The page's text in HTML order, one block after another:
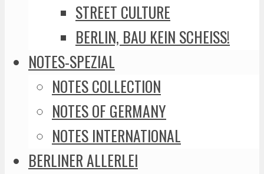
STREET CULTURE
BERLIN, BAU KEIN SCHEISS!
NOTES-SPEZIAL
NOTES COLLECTION
NOTES OF GERMANY
NOTES INTERNATIONAL
BERLINER ALLERLEI